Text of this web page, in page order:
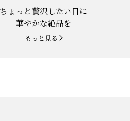
ちょっと贅沢したい日に
華やかな絶品を
もっと見る